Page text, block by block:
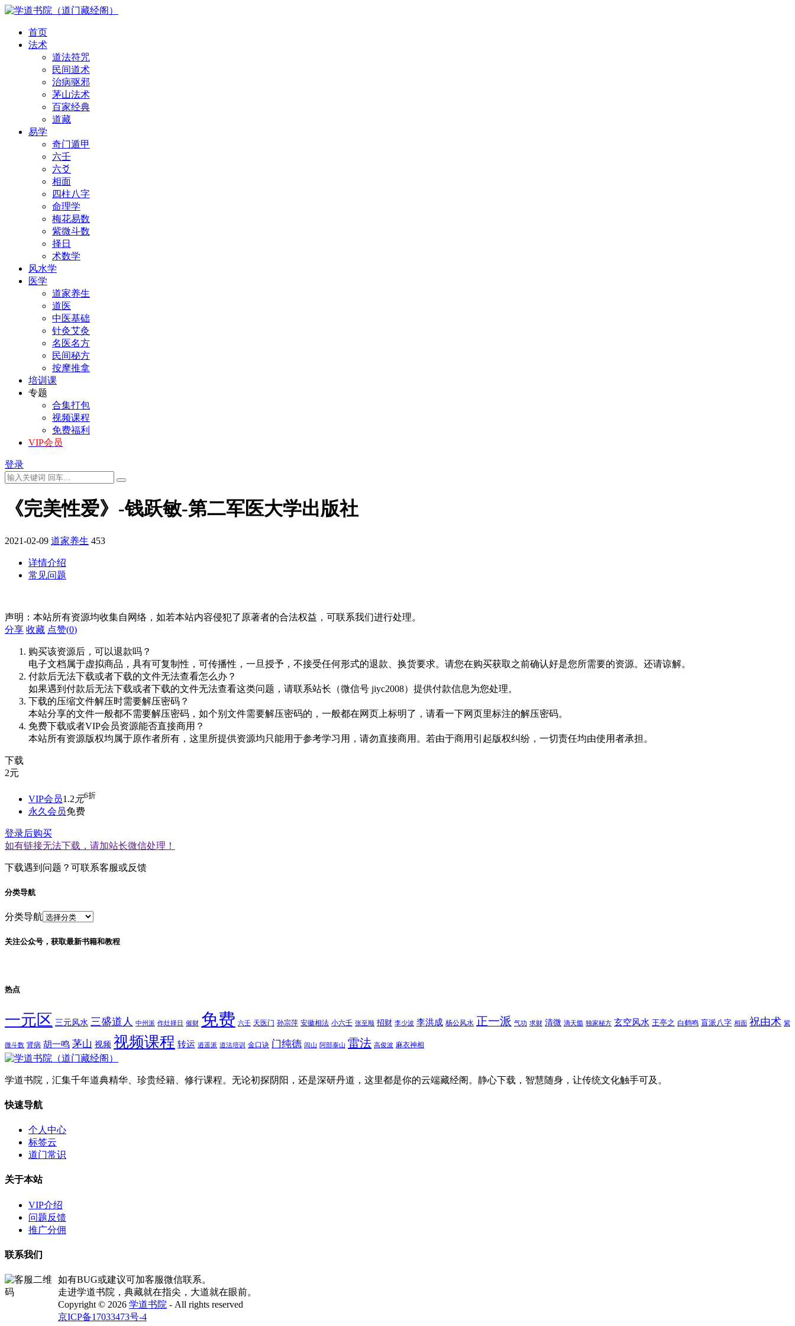
首页
法术
道法符咒
民间道术
治病驱邪
茅山法术
百家经典
道藏
易学
奇门遁甲
六壬
六爻
相面
四柱八字
命理学
梅花易数
紫微斗数
择日
术数学
风水学
医学
道家养生
道医
中医基础
针灸艾灸
名医名方
民间秘方
按摩推拿
培训课
专题
合集打包
视频课程
免费福利
VIP会员
登录
《完美性爱》-钱跃敏-第二军医大学出版社
2021-02-09 道家养生 453
详情介绍
常见问题
声明：本站所有资源均收集自网络，如若本站内容侵犯了原著者的合法权益，可联系我们进行处理。
分享 收藏 点赞(0)
购买该资源后，可以退款吗？
电子文档属于虚拟商品，具有可复制性，可传播性，一旦授予，不接受任何形式的退款、换货要求。请您在购买获取之前确认好是您所需要的资源。还请谅解。
付款后无法下载或者下载的文件无法查看怎么办？
如果遇到付款后无法下载或者下载的文件无法查看这类问题，请联系站长（微信号 jiyc2008）提供付款信息为您处理。
下载的压缩文件解压时需要解压密码？
本站分享的文件一般都不需要解压密码，如个别文件需要解压密码的，一般都在网页上标明了，请看一下网页里标注的解压密码。
免费下载或者VIP会员资源能否直接商用？
本站所有资源版权均属于原作者所有，这里所提供资源均只能用于参考学习用，请勿直接商用。若由于商用引起版权纠纷，一切责任均由使用者承担。
下载
2元
VIP会员1.2 元6折
永久会员免费
登录后购买
如有链接无法下载，请加站长微信处理！
下载遇到问题？可联系客服或反馈
分类导航
分类导航
关注公众号，获取最新书籍和教程
热点
一元区 三元风水 三盛道人 中州派 作灶择日 催财 免费 六壬 天医门 孙宗萍 安徽相法 小六壬 张至顺 招财 李少波 李洪成 杨公风水 正一派 气功 求财 清微 滴天髓 独家秘方 玄空风水 王亭之 白鹤鸣 盲派八字 相面 祝由术 紫
微斗数 肾病 胡一鸣 茅山 视频 视频课程 转运 逍遥派 道法培训 金口诀 门纯德 闾山 阿部泰山 雷法 高俊波 麻衣神相
学道书院，汇集千年道典精华、珍贵经籍、修行课程。无论初探阴阳，还是深研丹道，这里都是你的云端藏经阁。静心下载，智慧随身，让传统文化触手可及。
快速导航
个人中心
标签云
道门常识
关于本站
VIP介绍
问题反馈
推广分佣
联系我们
如有BUG或建议可加客服微信联系。
走进学道书院，典藏就在指尖，大道就在眼前。
Copyright © 2026 学道书院 - All rights reserved
京ICP备17033473号-4